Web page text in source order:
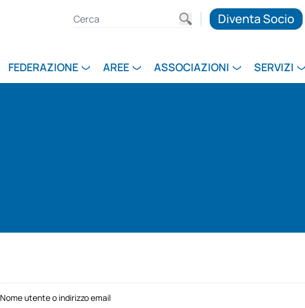
Diventa Socio
FEDERAZIONE AREE ASSOCIAZIONI SERVIZI
Nome utente o indirizzo email